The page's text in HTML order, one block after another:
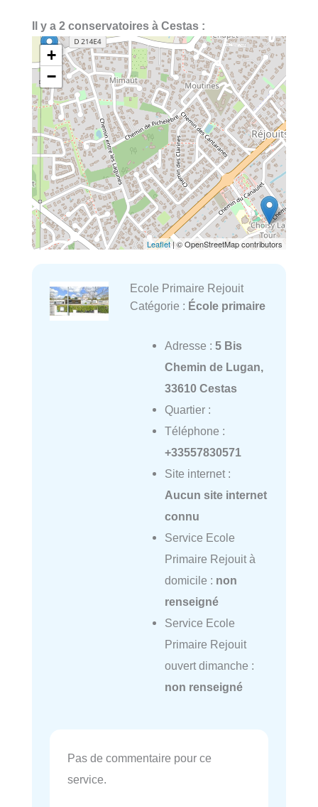
Il y a 2 conservatoires à Cestas :
+
−
Leaflet| © OpenStreetMap contributors
Ecole Primaire Rejouit
Catégorie : École primaire
Adresse : 5 Bis
Chemin de Lugan,
33610 Cestas
Quartier :
Téléphone :
+33557830571
Site internet :
Aucun site internet
connu
Service Ecole
Primaire Rejouit à
domicile : non
renseigné
Service Ecole
Primaire Rejouit
ouvert dimanche :
non renseigné
Pas de commentaire pour ce
service.